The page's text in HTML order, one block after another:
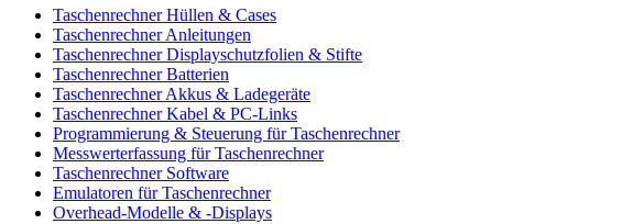
Taschenrechner Hüllen & Cases
Taschenrechner Anleitungen
Taschenrechner Displayschutzfolien & Stifte
Taschenrechner Batterien
Taschenrechner Akkus & Ladegeräte
Taschenrechner Kabel & PC-Links
Programmierung & Steuerung für Taschenrechner
Messwerterfassung für Taschenrechner
Taschenrechner Software
Emulatoren für Taschenrechner
Overhead-Modelle & -Displays